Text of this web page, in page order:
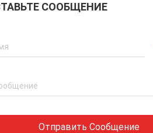
СООБЩЕНИЕ
Отправить Сообщение